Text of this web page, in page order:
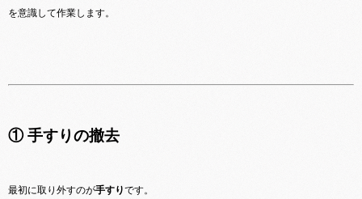
を意識して作業します。
① 手すりの撤去
最初に取り外すのが手すりです。